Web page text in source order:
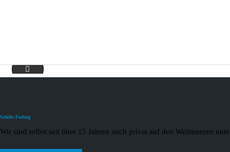
Diverse Flüsse 2021_page-0005
Schiffs-Feeling
Wir sind selbst seit über 15 Jahren auch privat auf den Weltmeeren